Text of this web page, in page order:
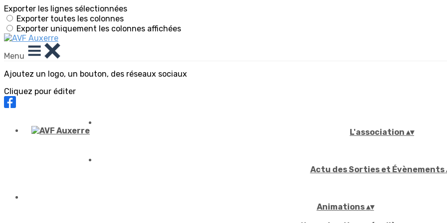
Exporter les lignes sélectionnées
Exporter toutes les colonnes
Exporter uniquement les colonnes affichées
Menu
Ajoutez un logo, un bouton, des réseaux sociaux
Cliquez pour éditer
L'association ▴▾
Actu des Sorties et Évènements
Animations▴▾